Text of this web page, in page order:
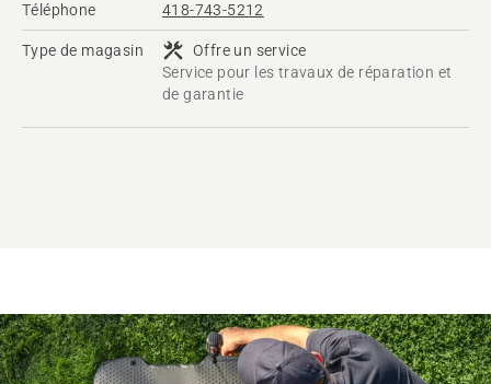
Téléphone 418-743-5212
Type de magasin
Offre un service
Service pour les travaux de réparation et
de garantie